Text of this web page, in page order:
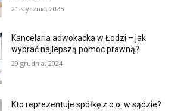
21 stycznia, 2025
Kancelaria adwokacka w Łodzi – jak
wybrać najlepszą pomoc prawną?
29 grudnia, 2024
Kto reprezentuje spółkę z o.o. w sądzie?